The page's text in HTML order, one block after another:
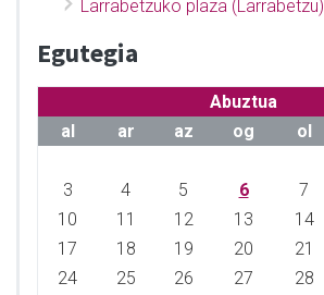
Larrabetzuko plaza (Larrabetzu)
Egutegia
Abuztua
al
ar az og ol
3
4 5 6 7
10
11 12 13 14
17
18 19 20 21
24
25 26 27 28